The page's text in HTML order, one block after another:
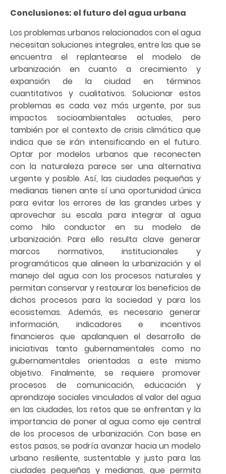
Conclusiones: el futuro del agua urbana
Los problemas urbanos relacionados con el agua
necesitan soluciones integrales, entre las que se
encuentra el replantearse el modelo de
urbanización en cuanto a crecimiento y
expansión de la ciudad en términos
cuantitativos y cualitativos. Solucionar estos
problemas es cada vez más urgente, por sus
impactos socioambientales actuales, pero
también por el contexto de crisis climática que
indica que se irán intensificando en el futuro.
Optar por modelos urbanos que reconecten
con la naturaleza parece ser una alternativa
urgente y posible. Así, las ciudades pequeñas y
medianas tienen ante sí una oportunidad única
para evitar los errores de las grandes urbes y
aprovechar su escala para integrar al agua
como hilo conductor en su modelo de
urbanización. Para ello resulta clave generar
marcos normativos, institucionales y
programáticos que alineen la urbanización y el
manejo del agua con los procesos naturales y
permitan conservar y restaurar los beneficios de
dichos procesos para la sociedad y para los
ecosistemas. Además, es necesario generar
información, indicadores e incentivos
financieros que apalanquen el desarrollo de
iniciativas tanto gubernamentales como no
gubernamentales orientadas a este mismo
objetivo. Finalmente, se requiere promover
procesos de comunicación, educación y
aprendizaje sociales vinculados al valor del agua
en las ciudades, los retos que se enfrentan y la
importancia de poner al agua como eje central
de los procesos de urbanización. Con base en
estos pasos, se podría avanzar hacia un modelo
urbano resiliente, sustentable y justo para las
ciudades pequeñas y medianas, que permita